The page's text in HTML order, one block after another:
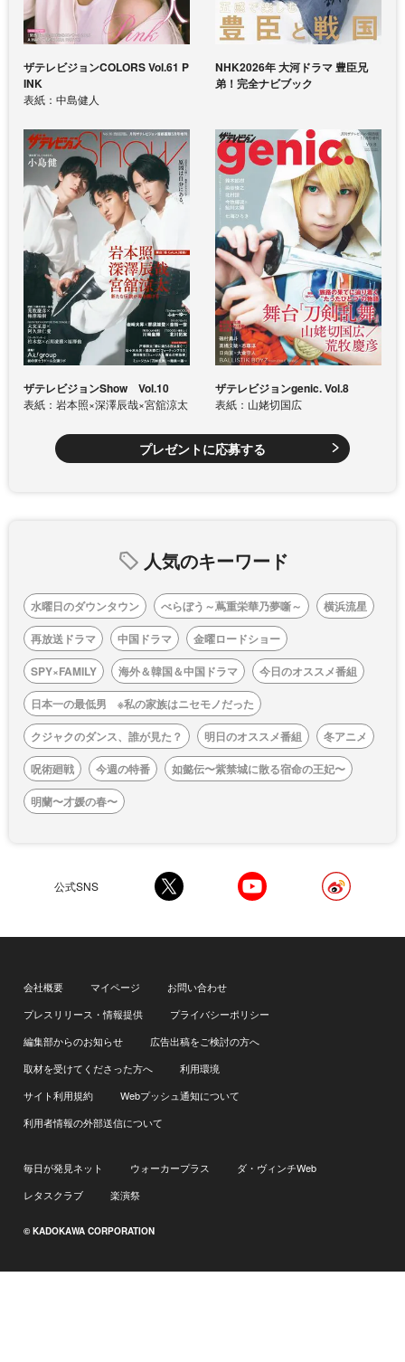
ザテレビジョンCOLORS Vol.61 P
INK
表紙：中島健人
NHK2026年 大河ドラマ 豊臣兄
弟！完全ナビブック
ザテレビジョンShow Vol.10
表紙：岩本照×深澤辰哉×宮舘涼太
ザテレビジョンgenic. Vol.8
表紙：山姥切国広
プレゼントに応募する
人気のキーワード
水曜日のダウンタウン べらぼう～蔦重栄華乃夢噺～
横浜流星
再放送ドラマ
中国ドラマ
金曜ロードショー
SPY×FAMILY
海外＆韓国＆中国ドラマ
今日のオススメ番組
日本一の最低男 ※私の家族はニセモノだった
クジャクのダンス、誰が見た？
明日のオススメ番組
冬アニメ
呪術廻戦
今週の特番
如懿伝〜紫禁城に散る宿命の王妃〜
明蘭〜才媛の春〜
公式SNS
会社概要 マイページ
お問い合わせ
プレスリリース・情報提供
プライバシーポリシー
編集部からのお知らせ
広告出稿をご検討の方へ
取材を受けてくださった方へ
利用環境
サイト利用規約
Webプッシュ通知について
利用者情報の外部送信について
毎日が発見ネット ウォーカープラス
ダ・ヴィンチWeb
レタスクラブ
楽演祭
© KADOKAWA CORPORATION